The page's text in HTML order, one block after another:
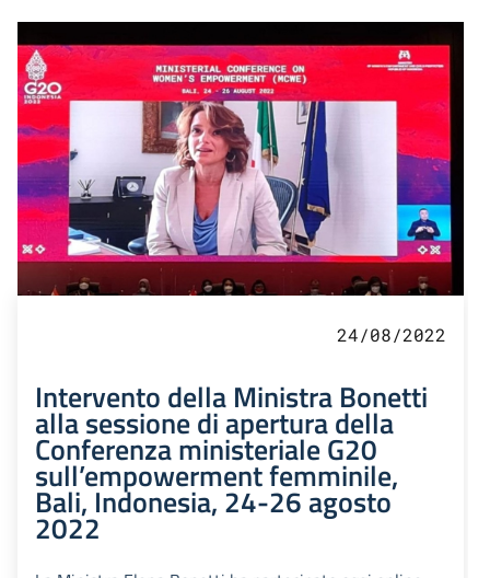
24/08/2022
Intervento della Ministra Bonetti
alla sessione di apertura della
Conferenza ministeriale G20
sull’empowerment femminile,
Bali, Indonesia, 24-26 agosto
2022